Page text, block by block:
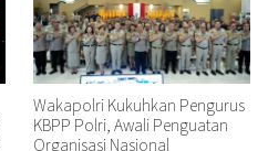
Wakapolri Kukuhkan Pengurus
KBPP Polri, Awali Penguatan
Organisasi Nasional